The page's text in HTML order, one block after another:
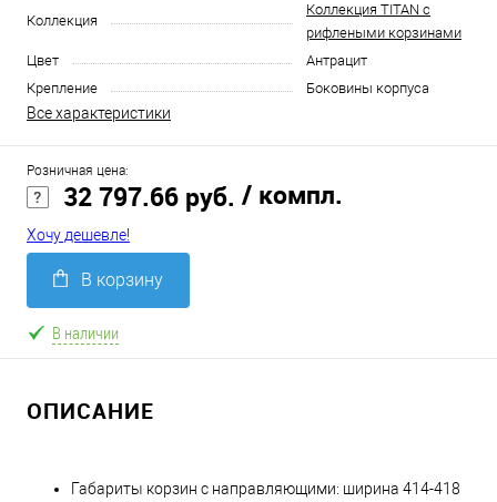
Коллекция
Коллекция TITAN с
рифлеными корзинами
Цвет
Антрацит
Крепление
Боковины корпуса
Все характеристики
Розничная цена:
32 797.66 руб. / компл.
Хочу дешевле!
В корзину
В наличии
ОПИСАНИЕ
Габариты корзин с направляющими: ширина 414-418